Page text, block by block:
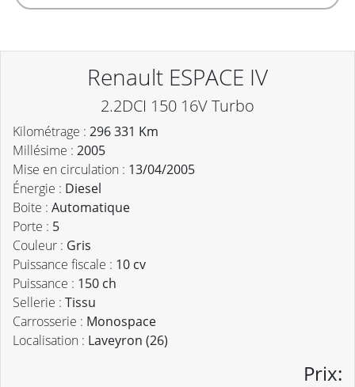
Renault ESPACE IV
2.2DCI 150 16V Turbo
Kilométrage : 296 331 Km
Millésime : 2005
Mise en circulation : 13/04/2005
Énergie : Diesel
Boite : Automatique
Porte : 5
Couleur : Gris
Puissance fiscale : 10 cv
Puissance : 150 ch
Sellerie : Tissu
Carrosserie : Monospace
Localisation : Laveyron (26)
Prix: